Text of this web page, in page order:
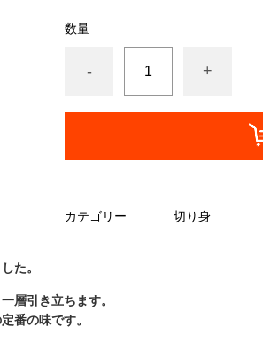
数量
- +
カテゴリー 切り身
た。
層引き立ちます。
番の味です。